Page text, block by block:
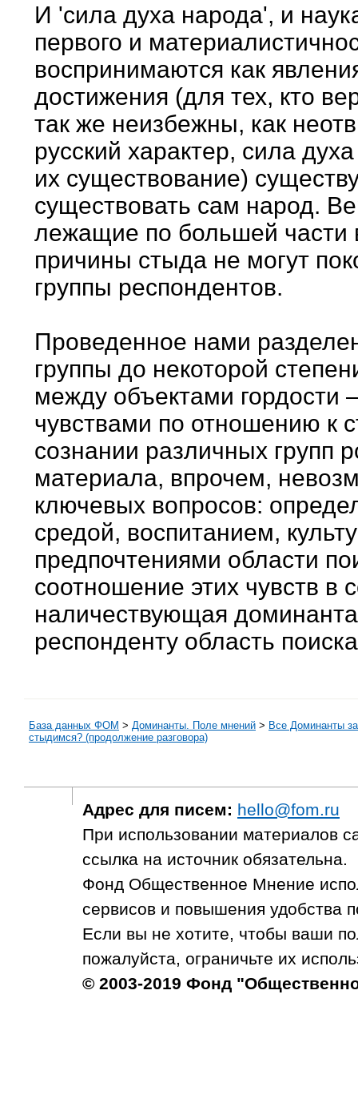
И 'сила духа народа', и
первого и
воспринимаются как
достижения (для тех, кто
так же неизбежны, как
русский характер, сила
их существование)
существовать сам народ.
лежащие по большей части
причины стыда не могут
группы респондентов.
Проведенное нами
группы до некоторой
между объектами гордости
чувствами по отношению к
сознании различных групп
материала, впрочем,
ключевых вопросов:
средой, воспитанием,
предпочтениями области
соотношение этих чувств
наличествующая доминанта
респонденту область
База данных ФОМ > Доминанты. Поле мнений > Все Доминанты
стыдимся? (продолжение разговора)
Адрес для писем: hello@fom.ru
При использовании материалов
ссылка на источник обязательна.
Фонд Общественное Мнение
сервисов и повышения удобства
Если вы не хотите, чтобы ваши
пожалуйста, ограничьте их
© 2003-2019 Фонд